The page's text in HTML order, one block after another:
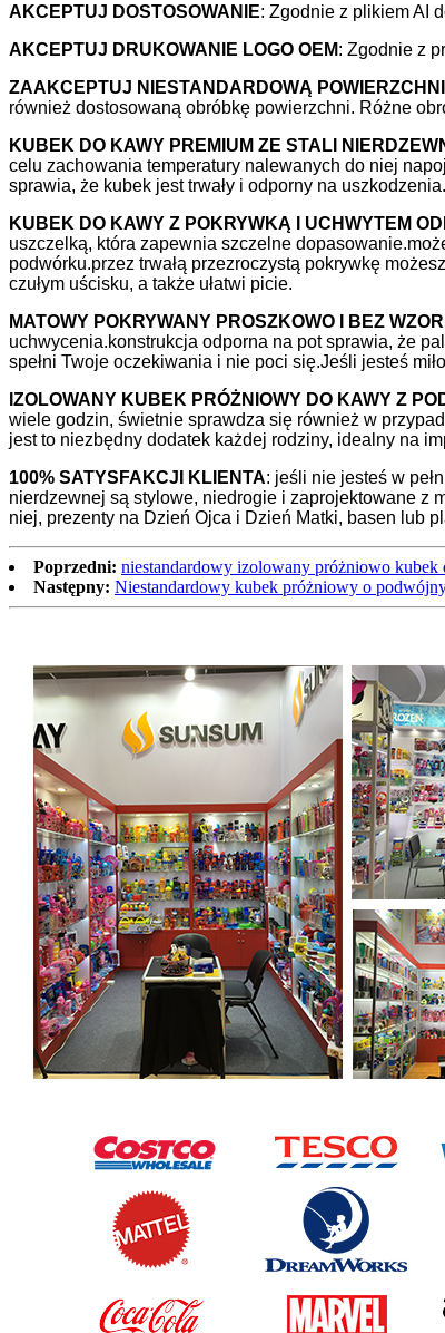
AKCEPTUJ DOSTOSOWANIE: Zgodnie z plikiem AI
AKCEPTUJ DRUKOWANIE LOGO OEM: Zgodnie z
ZAAKCEPTUJ NIESTANDARDOWĄ
również dostosowaną obróbkę powierzchni. Różne
KUBEK DO KAWY PREMIUM ZE STALI
celu zachowania temperatury nalewanych do niej
sprawia, że ​​kubek jest trwały i odporny na uszkodzenia.
KUBEK DO KAWY Z POKRYWKĄ I UCHWYTEM
uszczelką, która zapewnia szczelne
podwórku.przez trwałą przezroczystą pokrywkę
czułym uścisku, a także ułatwi picie.
MATOWY POKRYWANY PROSZKOWO I BEZ
uchwycenia.konstrukcja odporna na pot sprawia, że
spełni Twoje oczekiwania i nie poci się.Jeśli jesteś
IZOLOWANY KUBEK PRÓŻNIOWY DO KAWY Z
wiele godzin, świetnie sprawdza się również w
jest to niezbędny dodatek każdej rodziny, idealny na
100% SATYSFAKCJI KLIENTA: jeśli nie jesteś w
nierdzewnej są stylowe, niedrogie i zaprojektowane z
niej, prezenty na Dzień Ojca i Dzień Matki, basen lub
Poprzedni: niestandardowy izolowany próżniowo
Następny: Niestandardowy kubek próżniowy o